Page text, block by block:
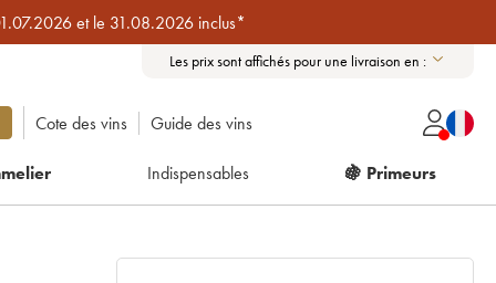
et le 31.08.2026 inclus*
Les prix sont affichés pour une livraison en :
Cote des vins Guide des vins
Indispensables 🍇 Primeurs